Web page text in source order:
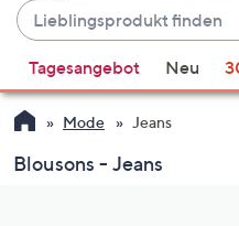
Lieblingsprodukt
finden
Vorschläge
verfügbar
sind,
verwenden
Tagesangebot Neu
Mode Jeans
Blousons - Jeans